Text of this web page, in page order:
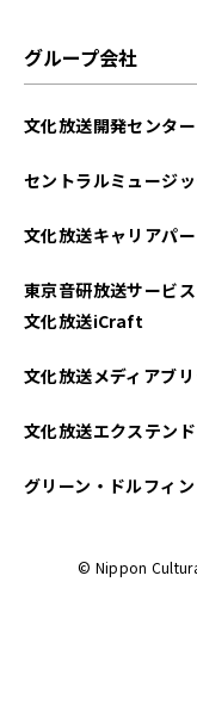
グループ会社
文化放送開発センター
セントラルミュージ
文化放送キャリアパ
東京音研放送サービス
文化放送iCraft
文化放送メディアブ
文化放送エクステンド
グリーン・ドルフィン
© Nippon